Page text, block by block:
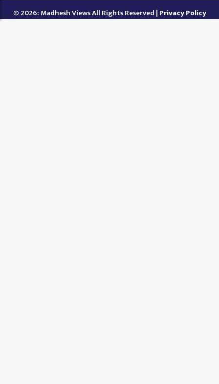
© 2026: Madhesh Views All Rights Reserved | Privacy Policy